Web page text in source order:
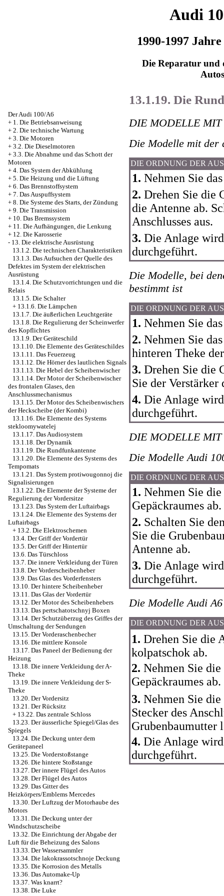
Audi
1990-1997
Die Reparatur und
Autos
Der Audi 100/A6
+ 1. Die Betriebsanweisung
+ 2. Die technische Wartung
+ 3. Die Motoren
+ 3.2. Die Dieselmotoren
+ 3.3. Die Abnahme und das Schott der
Motoren
+ 4. Das System der Abkühlung
+ 5. Die Heizung und die Lüftung
+ 6. Das Brennstoffsystem
+ 7. Das Auspuffsystem
+ 8. Die Systeme des Starts, der Zündung
+ 9. Die Transmission
+ 10. Das Bremssystem
+ 11. Die Aufhängungen, die Lenkung
+ 12. Die Karosserie
- 13. Die elektrische Ausrüstung
13.1.2. Die technischen Charakteristiken
13.1.3. Das Aufsuchen der Quelle des
Defektes im System der elektrischen
Ausrüstung
13.1.4. Die Schutzvorrichtungen und die
Relais
13.1.5. Die Schalter
+ 13.1.6. Die Lämpchen
13.1.7. Die äußerlichen Leuchtgeräte
13.1.8. Die Regulierung der Scheinwerfer
des Kopflichtes
13.1.9. Der Geräteschild
13.1.10. Die Elemente des Geräteschildes
13.1.11. Das Feuerzeug
13.1.12. Die Hörner des lautlichen Signals
13.1.13. Die Hebel der Scheibenwischer
13.1.14. Der Motor der Scheibenwischer
des frontalen Glases, den
Anschlussmechanismus
13.1.15. Der Motor des Scheibenwischers
der Heckscheibe (der Kombi)
13.1.16. Die Elemente des Systems
stekloomywatelej
13.1.17. Das Audiosystem
13.1.18. Der Dynamik
13.1.19. Die Rundfunkantenne
13.1.20. Die Elemente des Systems des
Tempomats
13.1.21. Das System protiwougonnoj die
Signalisierungen
13.1.22. Die Elemente der Systeme der
Regulierung der Vordersitze
13.1.23. Das System der Luftairbags
13.1.24. Die Elemente des Systems der
Luftairbags
+ 13.2. Die Elektroschemen
13.4. Der Griff der Vordertür
13.5. Der Griff der Hintertür
13.6. Das Türschloss
13.7. Die innere Verkleidung der Türen
13.8. Der Vorderscheibenheber
13.9. Das Glas des Vorderfensters
13.10. Der hintere Scheibenheber
13.11. Das Glas der Vordertür
13.12. Der Motor des Scheibenhebers
13.13. Das pertschatotschnyj Boxen
13.14. Der Schutzüberzug des Griffes der
Umschaltung der Sendungen
13.15. Der Vorderaschenbecher
13.16. Die mittlere Konsole
13.17. Das Paneel der Bedienung der
Heizung
13.18. Die innere Verkleidung der A-
Theke
13.19. Die innere Verkleidung der S-
Theke
13.20. Der Vordersitz
13.21. Der Rücksitz
+ 13.22. Das zentrale Schloss
13.23. Der äusserliche Spiegel/Glas des
Spiegels
13.24. Die Deckung unter dem
Gerätepaneel
13.25. Die Vorderstoßstange
13.26. Die hintere Stoßstange
13.27. Der innere Flügel des Autos
13.28. Der Flügel des Autos
13.29. Das Gitter des
Heizkörpers/Emblems Mercedes
13.30. Der Luftzug der Motorhaube des
Motors
13.31. Die Deckung unter der
Windschutzscheibe
13.32. Die Einrichtung der Abgabe der
Luft für die Beheizung des Salons
13.33. Der Wassersammler
13.34. Die lakokrassotschnoje Deckung
13.35. Die Korrosion des Metalls
13.36. Das Automake-Up
13.37. Was knarrt?
13.38. Die Luke
13.1.19. Die
DIE MODELLE MIT
Die Modelle mit der
DIE ORDNUNG DER
1. Nehmen Sie
2. Drehen Sie die
die Antenne ab.
Anschlusses aus.
3. Die Anlage
durchgeführt.
Die Modelle, bei
bestimmt ist
DIE ORDNUNG DER
1. Nehmen Sie
2. Nehmen Sie
hinteren Theke
3. Drehen Sie die
Sie der Verstärker
4. Die Anlage
durchgeführt.
DIE MODELLE MIT
Die Modelle Audi
DIE ORDNUNG DER
1. Nehmen Sie
Gepäckraumes ab.
2. Schalten Sie
Sie die
Antenne ab.
3. Die Anlage
durchgeführt.
Die Modelle Audi A6
DIE ORDNUNG DER
1. Drehen Sie die
kolpatschok ab.
2. Nehmen Sie
Gepäckraumes ab.
3. Nehmen Sie
Stecker des
Grubenbaumutter
4. Die Anlage
durchgeführt.